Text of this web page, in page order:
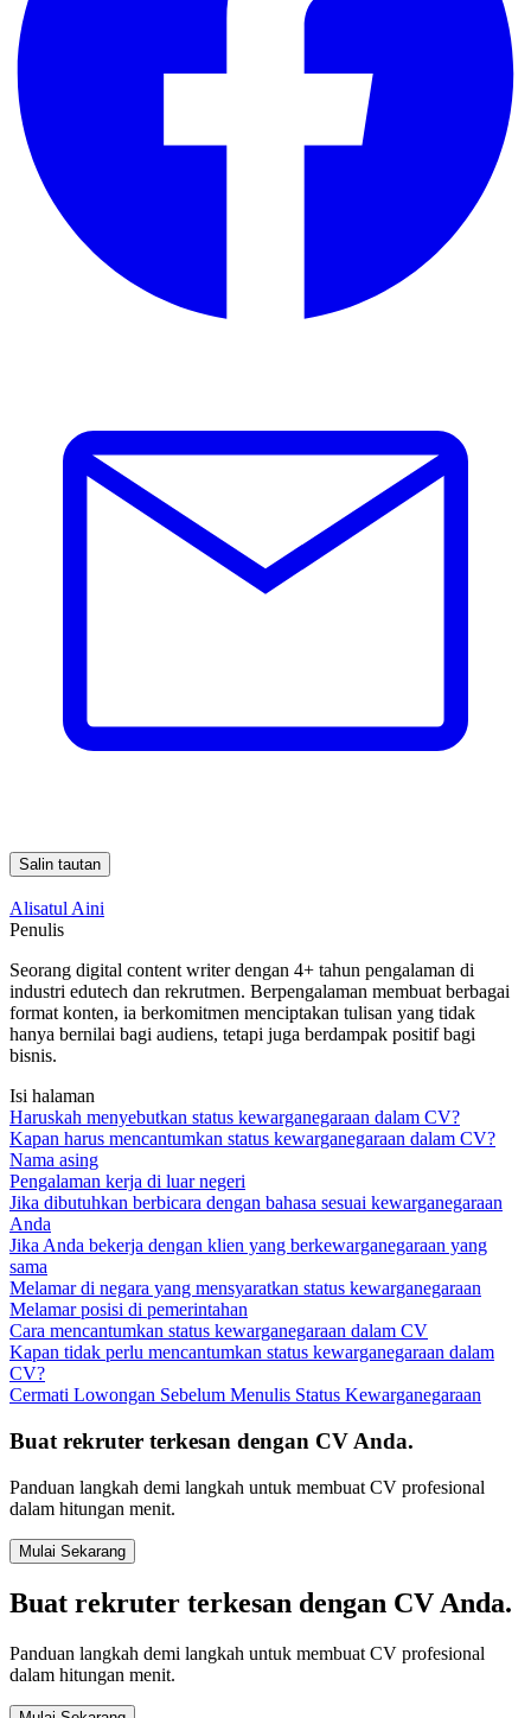
Salin tautan
Alisatul Aini
Penulis
Seorang digital content writer dengan 4+ tahun pengalaman di
industri edutech dan rekrutmen. Berpengalaman membuat berbagai
format konten, ia berkomitmen menciptakan tulisan yang tidak
hanya bernilai bagi audiens, tetapi juga berdampak positif bagi
bisnis.
Isi halaman
Haruskah menyebutkan status kewarganegaraan dalam CV?
Kapan harus mencantumkan status kewarganegaraan dalam CV?
Nama asing
Pengalaman kerja di luar negeri
Jika dibutuhkan berbicara dengan bahasa sesuai kewarganegaraan
Anda
Jika Anda bekerja dengan klien yang berkewarganegaraan yang
sama
Melamar di negara yang mensyaratkan status kewarganegaraan
Melamar posisi di pemerintahan
Cara mencantumkan status kewarganegaraan dalam CV
Kapan tidak perlu mencantumkan status kewarganegaraan dalam
CV?
Cermati Lowongan Sebelum Menulis Status Kewarganegaraan
Buat rekruter terkesan dengan CV Anda.
Panduan langkah demi langkah untuk membuat CV profesional
dalam hitungan menit.
Mulai Sekarang
Buat rekruter terkesan dengan CV Anda.
Panduan langkah demi langkah untuk membuat CV profesional
dalam hitungan menit.